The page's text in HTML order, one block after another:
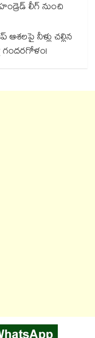
లీగ్ నుంచి
నీళ్లు చల్లిన
గందరగోళం!